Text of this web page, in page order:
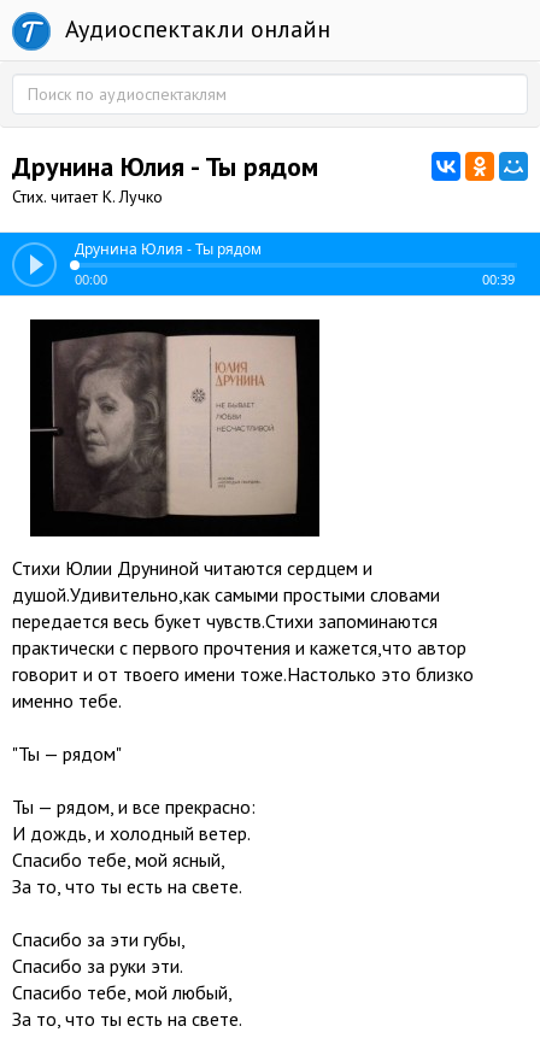
Аудиоспектакли онлайн
Друнина Юлия - Ты рядом
Стих. читает К. Лучко
Друнина Юлия - Ты рядом
00:00 00:39
Стихи Юлии Друниной читаются сердцем и
душой.Удивительно,как самыми простыми словами
передается весь букет чувств.Стихи запоминаются
практически с первого прочтения и кажется,что автор
говорит и от твоего имени тоже.Настолько это близко
именно тебе.
"Ты — рядом"
Ты — рядом, и все прекрасно:
И дождь, и холодный ветер.
Спасибо тебе, мой ясный,
За то, что ты есть на свете.
Спасибо за эти губы,
Спасибо за руки эти.
Спасибо тебе, мой любый,
За то, что ты есть на свете.